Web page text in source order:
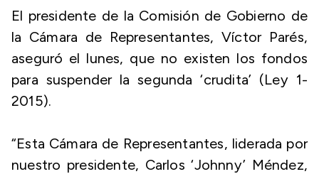
El presidente de la Comisión de Gobierno de
la Cámara de Representantes, Víctor Parés,
aseguró el lunes, que no existen los fondos
para suspender la segunda ‘crudita’ (Ley 1-
2015).
“Esta Cámara de Representantes, liderada por
nuestro presidente, Carlos ‘Johnny’ Méndez,